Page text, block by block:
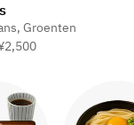
, Groenten